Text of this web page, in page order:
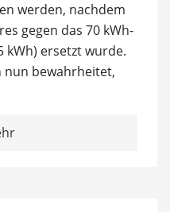
werden, nachdem
gegen das 70 kWh-
kWh) ersetzt wurde.
nun bewahrheitet,